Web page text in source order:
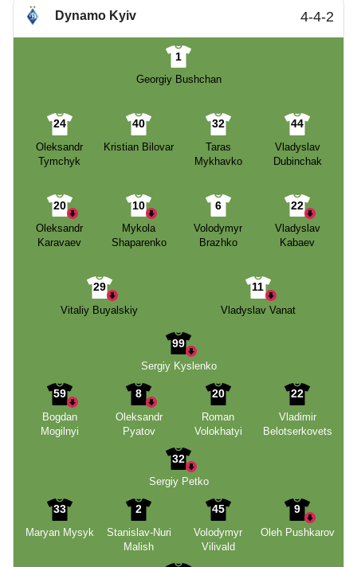
Dynamo Kyiv 4-4-2
1
Georgiy Bushchan
24
Oleksandr
Tymchyk
40
Kristian Bilovar
32
Taras
Mykhavko
44
Vladyslav
Dubinchak
20
Oleksandr
Karavaev
10
Mykola
Shaparenko
6
Volodymyr
Brazhko
22
Vladyslav
Kabaev
29
Vitaliy Buyalskiy
11
Vladyslav Vanat
99
Sergiy Kyslenko
59
Bogdan
Mogilnyi
8
Oleksandr
Pyatov
20
Roman
Volokhatyi
22
Vladimir
Belotserkovets
32
Sergiy Petko
33
Maryan Mysyk
2
Stanislav-Nuri
Malish
45
Volodymyr
Vilivald
9
Oleh Pushkarov